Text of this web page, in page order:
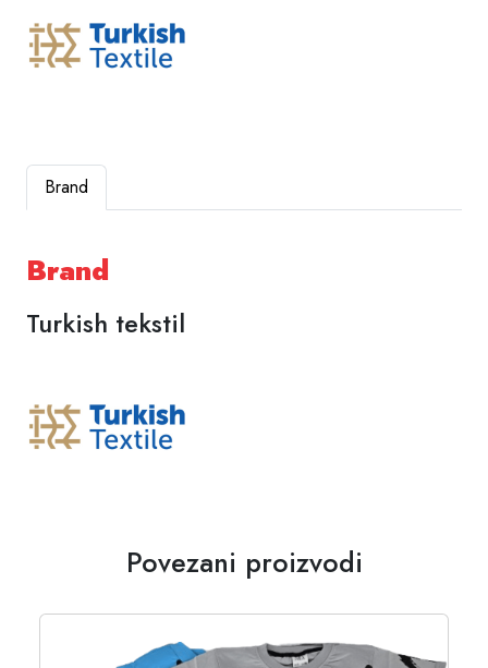
Brand
Brand
Turkish tekstil
Povezani proizvodi